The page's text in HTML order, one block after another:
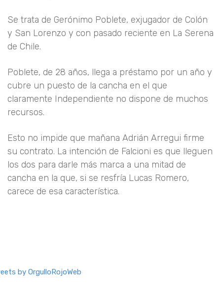
Se trata de Gerónimo Poblete, exjugador de Colón
y San Lorenzo y con pasado reciente en La Serena
de Chile.
Poblete, de 28 años, llega a préstamo por un año y
cubre un puesto de la cancha en el que
claramente Independiente no dispone de muchos
recursos.
Esto no impide que mañana Adrián Arregui firme
su contrato. La intención de Falcioni es que lleguen
los dos para darle más marca a una mitad de
cancha en la que, si se resfría Lucas Romero,
carece de esa característica.
by OrgulloRojoWeb